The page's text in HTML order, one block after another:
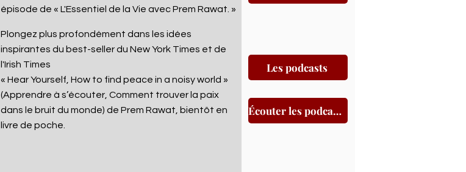
épisode de « L'Essentiel de la Vie avec Prem Rawat. »
Plongez plus profondément dans les idées
inspirantes du best-sellerdu New York Times et de
l'Irish Times
« Hear Yourself, How to find peace in a noisy world »
(Apprendre à s’écouter, Comment trouver la paix
dans le bruit du monde) de Prem Rawat,
bientôt en
livre de poche
Les podcasts
Écouter les podcasts